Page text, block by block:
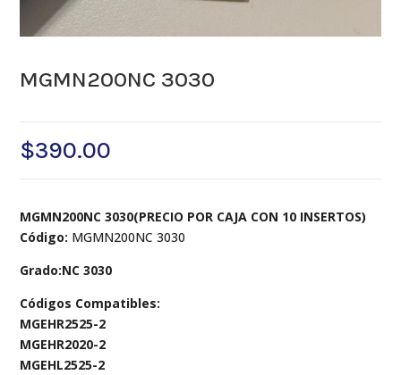
MGMN200NC 3030
$390.00
MGMN200NC 3030(PRECIO POR CAJA CON 10 INSERTOS)
Código: MGMN200NC 3030
Grado:NC 3030
Códigos Compatibles:
MGEHR2525-2
MGEHR2020-2
MGEHL2525-2